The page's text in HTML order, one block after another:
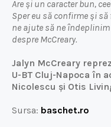
Are și un caracter bun,
Sper eu să confirme și
ne ajute să ne
despre McCreary.
Jalyn McCreary
U-BT Cluj-Napoca în
Nicolescu și Otis
Sursa: baschet.ro